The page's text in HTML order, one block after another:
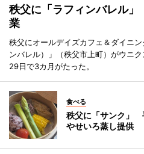
秩父に「ラフィンバレル
業
秩父にオールデイズカフェ＆ダイニン
ンバレル）」（秩父市上町）がウニ
29日で3カ月がたった。
食べる
秩父に「サンク」
やせいろ蒸し提供